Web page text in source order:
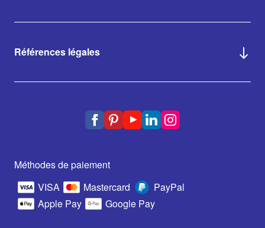
Références légales
Méthodes de paiement
VISA
Mastercard
PayPal
Apple Pay
Google Pay